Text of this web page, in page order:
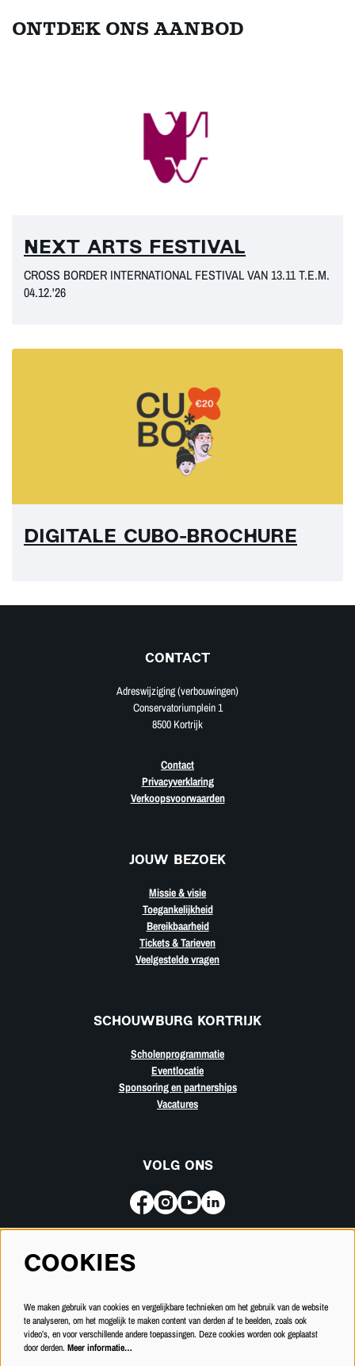
ONTDEK ONS AANBOD
NEXT ARTS FESTIVAL
CROSS BORDER INTERNATIONAL FESTIVAL VAN 13.11 T.E.M.
04.12.'26
DIGITALE CUBO-BROCHURE
CONTACT
Adreswijziging (verbouwingen)
Conservatoriumplein 1
8500 Kortrijk
Contact
Privacyverklaring
Verkoopsvoorwaarden
JOUW BEZOEK
Missie & visie
Toegankelijkheid
Bereikbaarheid
Tickets & Tarieven
Veelgestelde vragen
SCHOUWBURG KORTRIJK
Scholenprogrammatie
Eventlocatie
Sponsoring en partnerships
Vacatures
VOLG ONS
Meld je aan voor de nieuwsbrief
INSCHRIJVEN
COOKIES
We maken gebruik van cookies en vergelijkbare technieken om het gebruik van de website
te analyseren, om het mogelijk te maken content van derden af te beelden, zoals ook
video’s, en voor verschillende andere toepassingen. Deze cookies worden ook geplaatst
door derden. Meer informatie…